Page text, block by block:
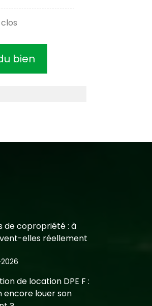
bien
de copropriété : à
elles réellement
de location DPE F :
encore louer son